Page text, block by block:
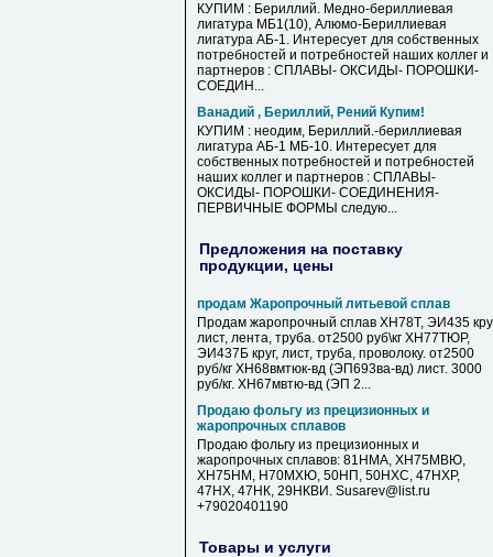
КУПИМ : Бериллий. Медно-бериллиевая
лигатура МБ1(10), Алюмо-Бериллиевая
лигатура АБ-1. Интересует для собственных
потребностей и потребностей наших коллег и
партнеров : СПЛАВЫ- ОКСИДЫ- ПОРОШКИ-
СОЕДИН...
Ванадий , Бериллий, Рений Купим!
КУПИМ : неодим, Бериллий.-бериллиевая
лигатура АБ-1 МБ-10. Интересует для
собственных потребностей и потребностей
наших коллег и партнеров : СПЛАВЫ-
ОКСИДЫ- ПОРОШКИ- СОЕДИНЕНИЯ-
ПЕРВИЧНЫЕ ФОРМЫ следую...
Предложения на поставку
продукции, цены
продам Жаропрочный литьевой сплав
Продам жаропрочный сплав ХН78Т, ЭИ435
лист, лента, труба. от2500 руб\кг ХН77ТЮР,
ЭИ437Б круг, лист, труба, проволоку. от2500
руб/кг ХН68вмтюк-вд (ЭП693ва-вд) лист. 3000
руб/кг. ХН67мвтю-вд (ЭП 2...
Продаю фольгу из прецизионных и
жаропрочных сплавов
Продаю фольгу из прецизионных и
жаропрочных сплавов: 81НМА, ХН75МВЮ,
ХН75НМ, Н70МХЮ, 50НП, 50НХС, 47НХР,
47НХ, 47НК, 29НКВИ. Susarev@list.ru
+79020401190
Товары и услуги